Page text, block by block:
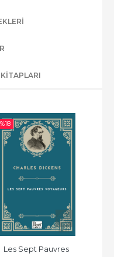
18
Les Sept Pauvres